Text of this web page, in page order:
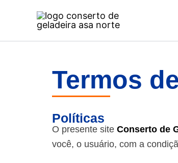
Termos
Políticas
O presente site Conserto de
você, o usuário, com a